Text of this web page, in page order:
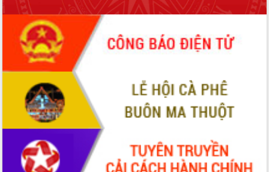
ứng để giữ vững thị trường xuất khẩu
Diễn đàn Kinh tế tư nhân Việt Nam đột
phá cơ chế - Hợp tác công tư
Đề án 06 tạo bước ngoặt đột phá trong
cải cách hành chính tỉnh Đắk Lắk
Kết nối tour, đẩy mạnh chuyển đổi số
để phát triển du lịch Đắk Lắk
Khởi động Dự án Đầu tư xây dựng hạ
tầng kỹ thuật Cụm công nghiệp Tân
Gặp mặt các cơ quan báo chí nhân Kỷ
niệm 101 năm Ngày Báo chí Cách
mạng Việt Nam